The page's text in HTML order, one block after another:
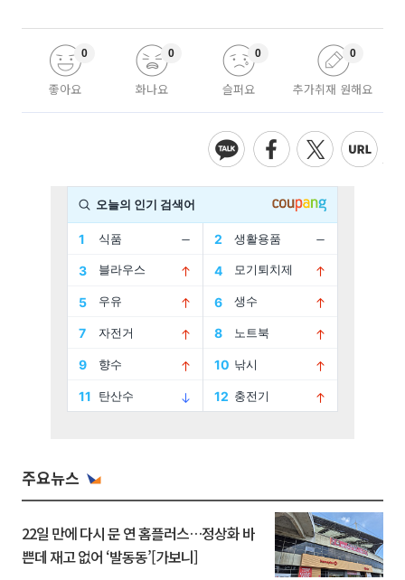
좋아요
0
화나요
0
슬퍼요
0
추가취재 원해요
0
주요뉴스
22일 만에 다시 문 연 홈플러스…정상화 바
쁜데 재고 없어 ‘발동동’[가보니]